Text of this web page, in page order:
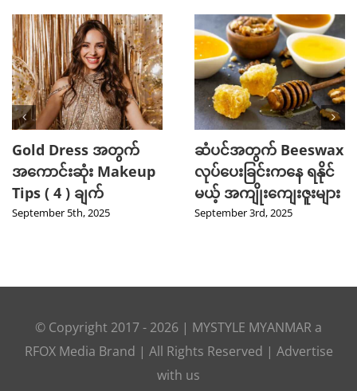
Gold Dress အတွက်
အကောင်းဆုံး Makeup
Tips ( 4 ) ချက်
September 5th, 2025
ဆံပင်အတွက် Beeswax
လုပ်ပေးခြင်းကနေ ရနိုင်
မယ့် အကျိုးကျေးဇူးများ
September 3rd, 2025
© Copyright 2017 - 2026 | MYSTYLE MYANMAR a
RFOX Media Brand | All Rights Reserved | Advertise
with us